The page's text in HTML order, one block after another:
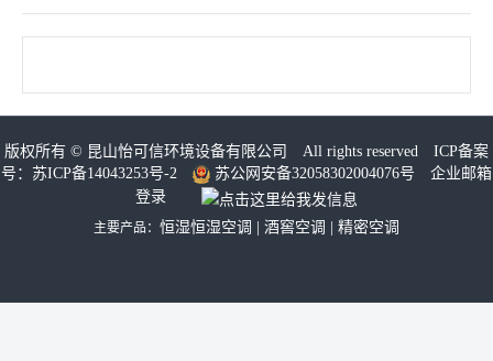
版权所有 © 昆山怡可信环境设备有限公司
All rights reserved ICP备案
号： 苏ICP备14043253号-2 苏公网安备32058302004076号
企业邮箱
登录
主要产品： 恒湿恒湿空调 酒窖空调 精密空调